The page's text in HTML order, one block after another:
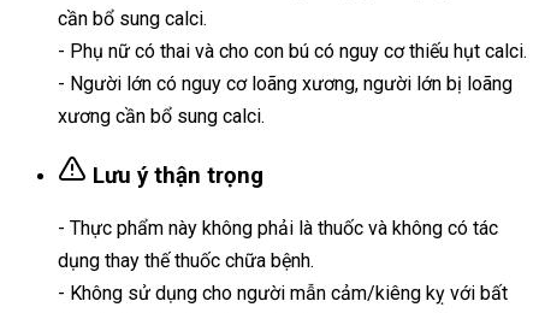
cần bổ sung calci.
- Phụ nữ có thai và cho con bú có nguy cơ thiếu hụt calci.
- Người lớn có nguy cơ loãng xương, người lớn bị loãng
xương cần bổ sung calci.
Lưu ý thận trọng
- Thực phẩm này không phải là thuốc và không có tác
dụng thay thế thuốc chữa bệnh.
- Không sử dụng cho người mẫn cảm/kiêng kỵ với bất